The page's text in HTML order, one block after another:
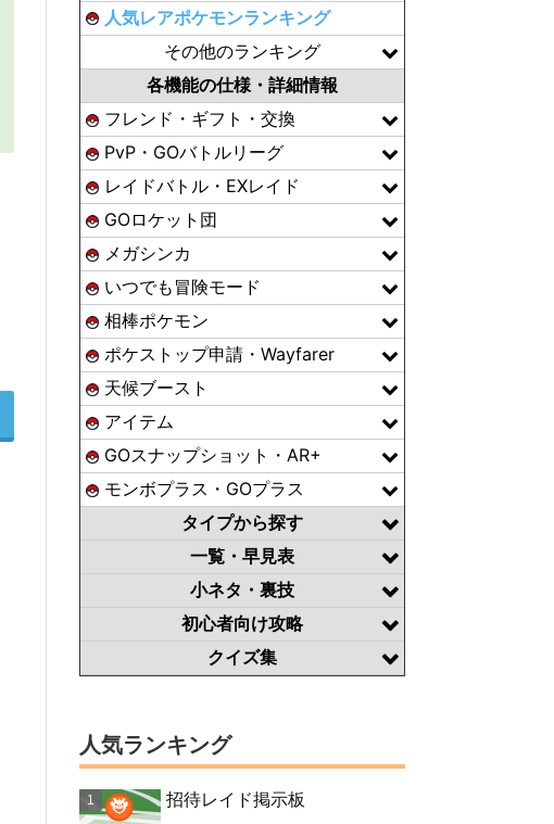
人気レアポケモンランキング
その他のランキング
各機能の仕様・詳細情報
フレンド・ギフト・交換
PvP・GOバトルリーグ
レイドバトル・EXレイド
GOロケット団
メガシンカ
いつでも冒険モード
相棒ポケモン
ポケストップ申請・Wayfarer
天候ブースト
アイテム
GOスナップショット・AR+
モンボプラス・GOプラス
タイプから探す
一覧・早見表
小ネタ・裏技
初心者向け攻略
クイズ集
人気ランキング
招待レイド掲示板